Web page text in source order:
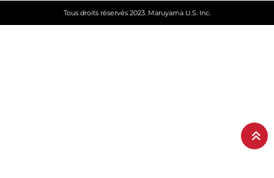
Tous droits réservés 2023. Maruyama U.S. Inc.